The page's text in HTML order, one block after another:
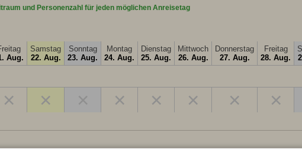
und Personenzahl für jeden möglichen Anreisetag
Aug.
Samstag
22. Aug.
Sonntag
23. Aug.
Montag
24. Aug.
Dienstag
25. Aug.
Mittwoch
26. Aug.
Donnerstag
27. Aug.
Freitag
28. Aug.
× × × × × × ×